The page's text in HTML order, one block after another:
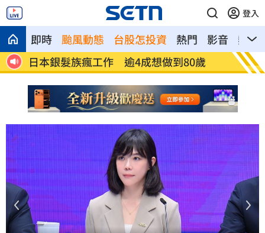
登入
即時 颱風動態 台股怎投資 熱門 影音
熱搜
解散統促黨？他曝翁曉玲一招：恐白忙一
場
疫苗
聲